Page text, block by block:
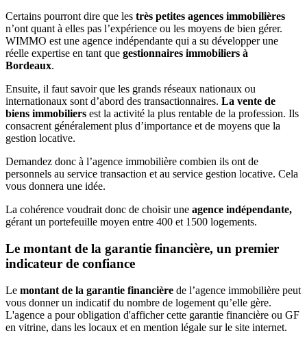
Certains pourront dire que les très petites agences immobilières
n’ont quant à elles pas l’expérience ou les moyens de bien gérer.
WIMMO est une agence indépendante qui a su développer une
réelle expertise en tant que gestionnaires immobiliers à
Bordeaux.
Ensuite, il faut savoir que les grands réseaux nationaux ou
internationaux sont d’abord des transactionnaires. La vente de
biens immobiliers est la activité la plus rentable de la profession. Ils
consacrent généralement plus d’importance et de moyens que la
gestion locative.
Demandez donc à l’agence immobilière combien ils ont de
personnels au service transaction et au service gestion locative. Cela
vous donnera une idée.
La cohérence voudrait donc de choisir une agence indépendante,
gérant un portefeuille moyen entre 400 et 1500 logements.
Le montant de la garantie financière, un premier
indicateur de confiance
Le montant de la garantie financière de l’agence immobilière peut
vous donner un indicatif du nombre de logement qu’elle gère.
L'agence a pour obligation d'afficher cette garantie financière ou GF
en vitrine, dans les locaux et en mention légale sur le site internet.